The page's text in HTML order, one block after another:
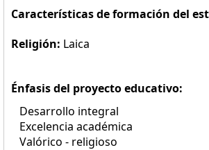
Características de formación del
Religión: Laica
Énfasis del proyecto educativo:
Desarrollo integral
Excelencia académica
Valórico - religioso